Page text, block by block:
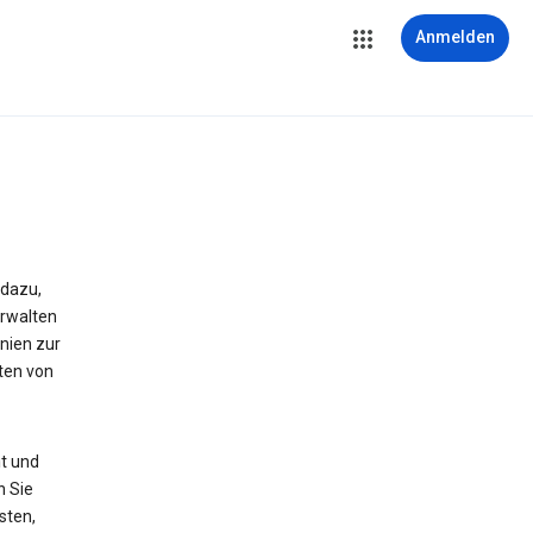
Anmelden
zur
von
und
Sie